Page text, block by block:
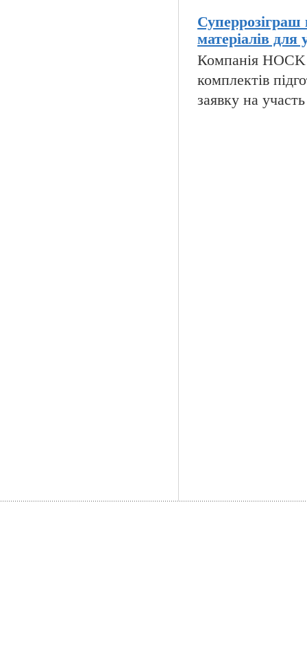
Суперрозіграш
матеріалів для
Компанія
комплектів
заявку на